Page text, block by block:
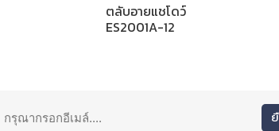
ตลับอายแชโดว์
ES2001A-12